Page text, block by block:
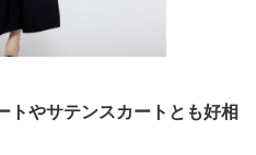
トやサテンスカートとも好相